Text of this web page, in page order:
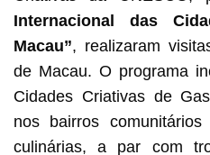
Internacional das
Macau”, realizaram
de Macau. O programa
Cidades Criativas de
nos bairros
culinárias, a par com